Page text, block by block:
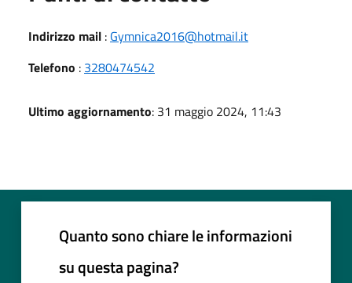
Indirizzo mail : Gymnica2016@hotmail.it
Telefono : 3280474542
Ultimo aggiornamento: 31 maggio 2024, 11:43
Quanto sono chiare le informazioni
su questa pagina?